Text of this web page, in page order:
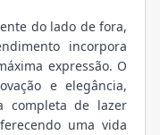
do lado de fora,
incorpora
expressão. O
e elegância,
completa de lazer
uma vida